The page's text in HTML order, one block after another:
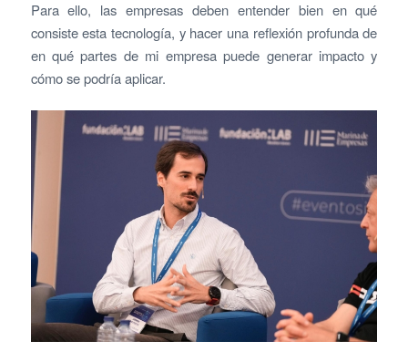
Para ello, las empresas deben entender bien en qué
consiste esta tecnología, y hacer una reflexión profunda de
en qué partes de mi empresa puede generar impacto y
cómo se podría aplicar.